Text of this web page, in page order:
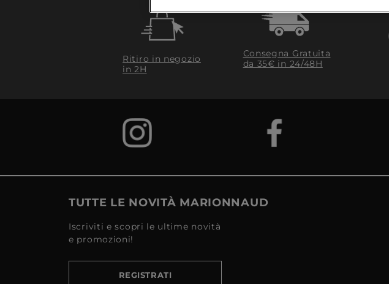
Ritiro in negozio
in 2H
Consegna Gratuita
da 35€​ in 24/48H
TUTTE LE NOVITÀ MARIONNAUD
Iscriviti e scopri le ultime novità
e promozioni!
REGISTRATI